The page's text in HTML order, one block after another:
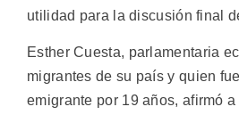
utilidad para la discusión final
Esther Cuesta, parlamentaria
migrantes de su país y quien
emigrante por 19 años, afirmó